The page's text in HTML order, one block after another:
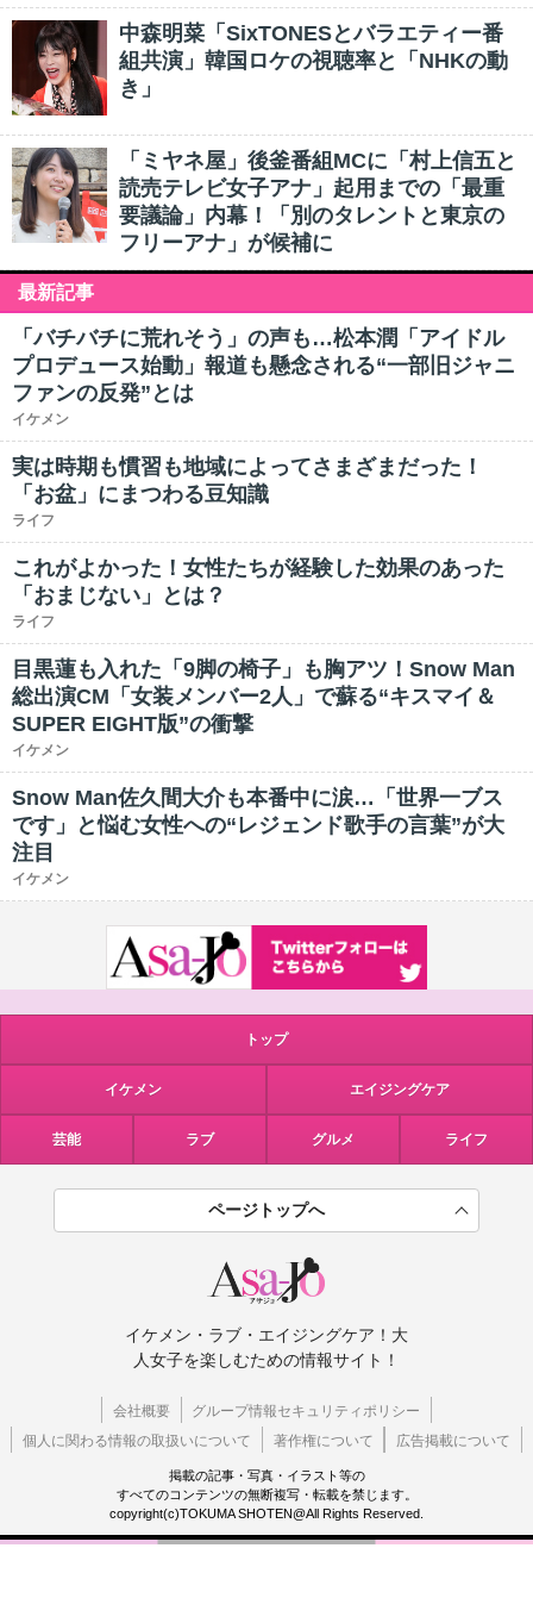
中森明菜「SixTONESとバラエティー番
組共演」韓国ロケの視聴率と「NHKの動
き」
「ミヤネ屋」後釜番組MCに「村上信五と
読売テレビ女子アナ」起用までの「最重
要議論」内幕！「別のタレントと東京の
フリーアナ」が候補に
最新記事
「バチバチに荒れそう」の声も…松本潤「アイドル
プロデュース始動」報道も懸念される“一部旧ジャニ
ファンの反発”とは
イケメン
実は時期も慣習も地域によってさまざまだった！
「お盆」にまつわる豆知識
ライフ
これがよかった！女性たちが経験した効果のあった
「おまじない」とは？
ライフ
目黒蓮も入れた「9脚の椅子」も胸アツ！Snow Man
総出演CM「女装メンバー2人」で蘇る“キスマイ＆
SUPER EIGHT版”の衝撃
イケメン
Snow Man佐久間大介も本番中に涙…「世界一ブス
です」と悩む女性への“レジェンド歌手の言葉”が大
注目
イケメン
トップ
イケメン エイジングケア
芸能 ラブ グルメ ライフ
ページトップへ
イケメン・ラブ・エイジングケア！大
人女子を楽しむための情報サイト！
会社概要
グループ情報セキュリティポリシー
個人に関わる情報の取扱いについて
著作権について 広告掲載について
掲載の記事・写真・イラスト等の
すべてのコンテンツの無断複写・転載を禁じます。
copyright(c)TOKUMA SHOTEN@All Rights Reserved.